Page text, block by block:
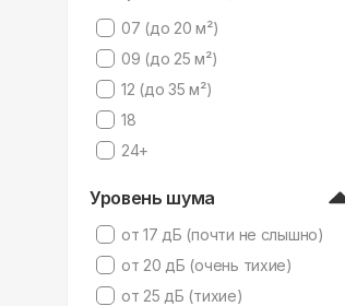
07 (до 20 м²)
09 (до 25 м²)
12 (до 35 м²)
18
24+
Уровень шума
от 17 дБ (почти не слышно)
от 20 дБ (очень тихие)
от 25 дБ (тихие)